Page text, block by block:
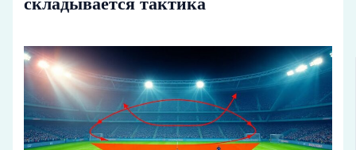
складывается тактика